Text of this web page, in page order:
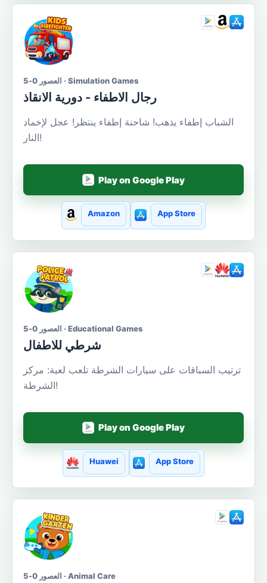
العصور 0-5 · Simulation Games
رجال الاطفاء - دورية الانقاذ
الشباب إطفاء يذهب! شاحنة إطفاء ينتظر! عجل لإخماد
النار!
Play on Google Play
Amazon App Store
العصور 0-5 · Educational Games
شرطي للاطفال
ترتيب السباقات على سيارات الشرطة تلعب لعبة: مركز
الشرطة!
Play on Google Play
Huawei App Store
العصور 0-5 · Animal Care